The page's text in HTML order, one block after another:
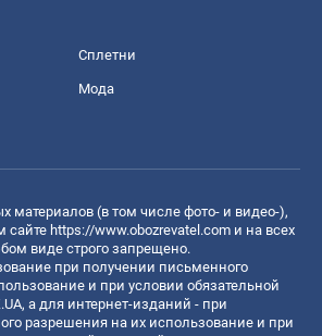
Сплетни
Мода
материалов (в том числе фото- и видео-),
сайте https://www.obozrevatel.com и на всех
виде строго запрещено.
при получении письменного
и при условии обязательной
а для интернет-изданий - при
разрешения на их использование и при